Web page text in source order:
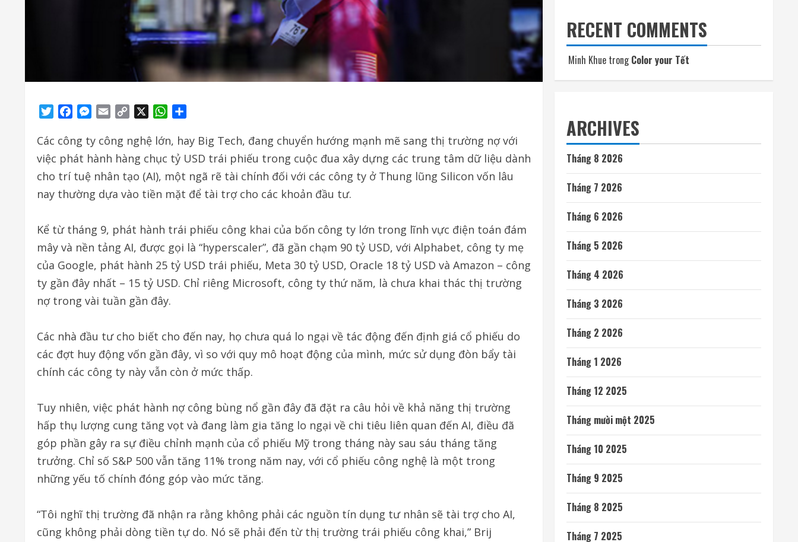
TwitterFacebookMessenger
Email
Copy
WhatsApp
Các công ty công nghệ lớn, hay Big Tech, đang chuyển hướng mạnh mẽ sang thị trường nợ với
việc phát hành hàng chục tỷ USD trái phiếu trong cuộc đua xây dựng các trung tâm dữ liệu dành
cho trí tuệ nhân tạo (AI), một ngã rẽ tài chính đối với các công ty ở Thung lũng Silicon vốn lâu
nay thường dựa vào tiền mặt để tài trợ cho các khoản đầu tư.
Kể từ tháng 9, phát hành trái phiếu công khai của bốn công ty lớn trong lĩnh vực điện toán đám
mây và nền tảng AI, được gọi là “hyperscaler”, đã gần chạm 90 tỷ USD, với Alphabet, công ty mẹ
của Google, phát hành 25 tỷ USD trái phiếu, Meta 30 tỷ USD, Oracle 18 tỷ USD và Amazon – công
ty gần đây nhất – 15 tỷ USD. Chỉ riêng Microsoft, công ty thứ năm, là chưa khai thác thị trường
nợ trong vài tuần gần đây.
Các nhà đầu tư cho biết cho đến nay, họ chưa quá lo ngại về tác động đến định giá cổ phiếu do
các đợt huy động vốn gần đây, vì so với quy mô hoạt động của mình, mức sử dụng đòn bẩy tài
chính các công ty này vẫn còn ở mức thấp.
Tuy nhiên, việc phát hành nợ công bùng nổ gần đây đã đặt ra câu hỏi về khả năng thị trường
hấp thụ lượng cung tăng vọt và đang làm gia tăng lo ngại về chi tiêu liên quan đến AI, điều đã
góp phần gây ra sự điều chỉnh mạnh của cổ phiếu Mỹ trong tháng này sau sáu tháng tăng
trưởng. Chỉ số S&P 500 vẫn tăng 11% trong năm nay, với cổ phiếu công nghệ là một trong
những yếu tố chính đóng góp vào mức tăng.
“Tôi nghĩ thị trường đã nhận ra rằng không phải các nguồn tín dụng tư nhân sẽ tài trợ cho AI,
cũng không phải dòng tiền tự do. Nó sẽ phải đến từ thị trường trái phiếu công khai,” Brij
TÌM KIẾM
RECENT POSTS
Honda quay lại lĩnh vực robot với bàn tay robot
siêu khéo léo
SpaceX phóng thêm 3 vệ tinh BlueBird kết nối di
động trực tiếp
Ngành không gian đã sẵn sàng để cho AI điều
khiển các vệ tinh chưa?
SpaceX ưu tiên Starlink khiến các đối thủ thiếu
dịch vụ phóng
ASML – Nhà kiến trúc đứng sau cỗ máy đắt nhất
ngành bán dẫn
RECENT COMMENTS
Minh Khue
ARCHIVES